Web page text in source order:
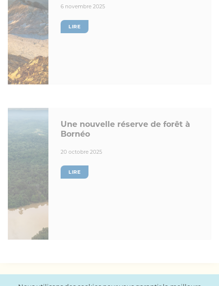
6 novembre 2025
LIRE
Une nouvelle réserve de forêt à
Bornéo
20 octobre 2025
LIRE